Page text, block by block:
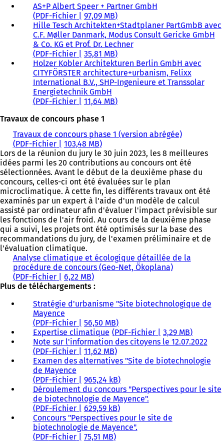
AS+P Albert Speer + Partner GmbH
PDF-Fichier
97,09 MB
Hille Tesch Architekten+Stadtplaner PartGmbB avec
C.F. Møller Danmark, Modus Consult Gericke GmbH
& Co. KG et Prof. Dr. Lechner
PDF-Fichier
35,81 MB
Holzer Kobler Architekturen Berlin GmbH avec
CITYFÖRSTER architecture+urbanism, Felixx
International B.V., SHP-Ingenieure et Transsolar
Energietechnik GmbH
PDF-Fichier
11,64 MB
Travaux de concours phase 1
Travaux de concours phase 1 (version abrégée)
PDF-Fichier
103,48 MB
Lors de la réunion du jury le 30 juin 2023, les 8 meilleures
idées parmi les 20 contributions au concours ont été
sélectionnées. Avant le début de la deuxième phase du
concours, celles-ci ont été évaluées sur le plan
microclimatique. À cette fin, les différents travaux ont été
examinés par un expert à l'aide d'un modèle de calcul
assisté par ordinateur afin d'évaluer l'impact prévisible sur
les fonctions de l'air froid. Au cours de la deuxième phase
qui a suivi, les projets ont été optimisés sur la base des
recommandations du jury, de l'examen préliminaire et de
l'évaluation climatique.
Analyse climatique et écologique détaillée de la
procédure de concours (Geo-Net, Ökoplana)
PDF-Fichier
6,22 MB
Plus de téléchargements :
Stratégie d'urbanisme "Site biotechnologique de
Mayence
PDF-Fichier
56,50 MB
Expertise climatique PDF-Fichier
3,29 MB
Note sur l'information des citoyens le 12.07.2022
PDF-Fichier
11,62 MB
Examen des alternatives "Site de biotechnologie
de Mayence
PDF-Fichier
965,24 kB
Déroulement du concours "Perspectives pour le site
de biotechnologie de Mayence".
PDF-Fichier
629,59 kB
Concours "Perspectives pour le site de
biotechnologie de Mayence".
PDF-Fichier 75,51 MB